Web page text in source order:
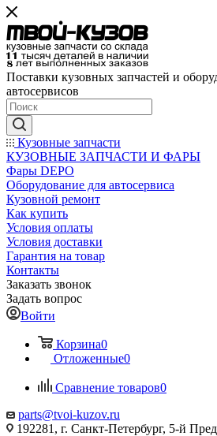
Поставки кузовных запчастей и
автосервисов
Кузовные запчасти
КУЗОВНЫЕ ЗАПЧАСТИ И ФАРЫ
Фары DEPO
Оборудование для автосервиса
Кузовной ремонт
Как купить
Условия оплаты
Условия доставки
Гарантия на товар
Контакты
Заказать звонок
Задать вопрос
Войти
Корзина0
Отложенные0
Сравнение товаров0
parts@tvoi-kuzov.ru
192281, г. Санкт-Петербург, 5-й